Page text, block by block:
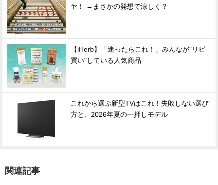
ヤ！ →まさかの発想で涼しく？
【iHerb】「迷ったらこれ！」みんなが"リピ
買い"している人気商品
これから選ぶ新型TVはこれ！失敗しない選び
方と、2026年夏の一押しモデル
関連記事